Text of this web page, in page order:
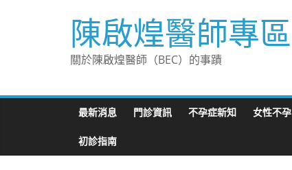
陳啟煌醫師專區
關於陳啟煌醫師（BEC）的事蹟
最新消息 門診資訊 不孕症新知 女性不孕
初診指南